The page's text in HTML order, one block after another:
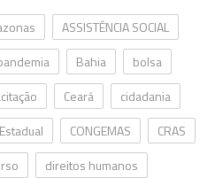
ASSISTÊNCIA SOCIAL
Bahia
bolsa
Ceará
cidadania
CONGEMAS
CRAS
direitos humanos